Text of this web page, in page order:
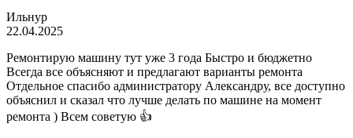
Ильнур
22.04.2025
Ремонтирую машину тут уже 3 года Быстро и бюджетно
Всегда все объясняют и предлагают варианты ремонта
Отдельное спасибо администратору Александру, все доступно
объяснил и сказал что лучше делать по машине на момент
ремонта ) Всем советую 👍